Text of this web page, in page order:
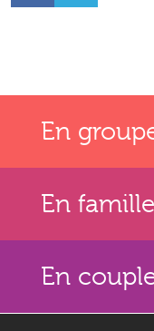
En
En famille
En